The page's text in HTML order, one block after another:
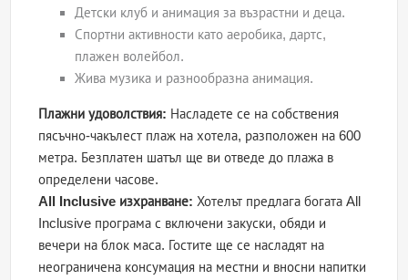
Детски клуб и анимация за възрастни и деца.
Спортни активности като аеробика, дартс,
плажен волейбол.
Жива музика и разнообразна анимация.
Плажни удоволствия: Насладете се на собствения
пясъчно-чакълест плаж на хотела, разположен на 600
метра. Безплатен шатъл ще ви отведе до плажа в
определени часове.
All Inclusive изхранване: Хотелът предлага богата All
Inclusive програма с включени закуски, обяди и
вечери на блок маса. Гостите ще се насладят на
неограничена консумация на местни и вносни напитки